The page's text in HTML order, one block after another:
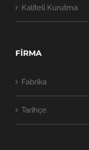
Kaliteli Kurutma
FİRMA
Fabrika
Tarihçe